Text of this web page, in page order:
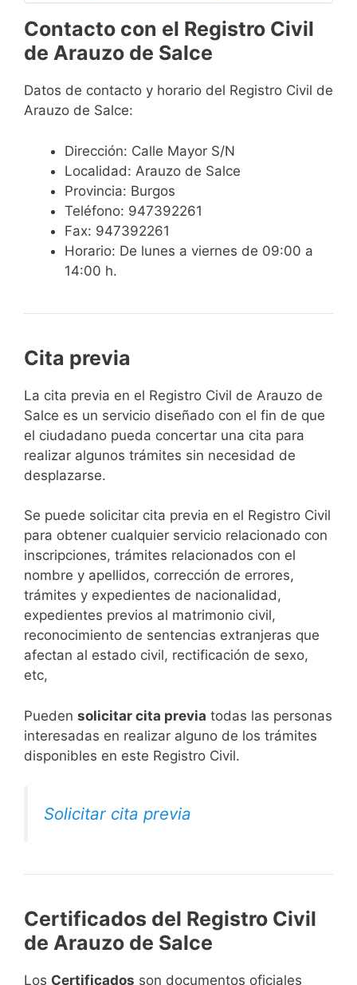
Contacto con el Registro Civil
de Arauzo de Salce
Datos de contacto y horario del Registro Civil de
Arauzo de Salce:
Dirección: Calle Mayor S/N
Localidad: Arauzo de Salce
Provincia: Burgos
Teléfono: 947392261
Fax: 947392261
Horario: De lunes a viernes de 09:00 a
14:00 h.
Cita previa
​​​​​​​​​​​​​​​​​​​​​​​​​​​​La cita previa en el Registro Civil de Arauzo de
Salce es un servicio diseñado con el fin de que
el ciudadano pueda concertar una cita para
realizar algunos trámites sin necesidad de
desplazarse.​
Se puede solicitar cita previa en el Registro Civil
para obtener cualquier servicio relacionado con
inscripciones, trámites relacionados con el
nombre y apellidos, corrección de errores,
trámites y expedientes de nacionalidad,
expedientes previos al matrimonio civil,
reconocimiento de sentencias extranjeras que
afectan al estado civil, rectificación de sexo,
etc,
​Pueden solicitar cita previa todas las personas
interesadas en realizar alguno de los trámites
disponibles en este Registro Civil.​
Solicitar cita previa
Certificados del Registro Civil
de Arauzo de Salce
Los Certificados son documentos oficiales